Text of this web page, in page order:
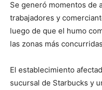
Se generó momentos de
trabajadores y
luego de que el humo
las zonas más
El establecimiento
sucursal de Starbucks y